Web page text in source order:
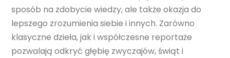
sposób na zdobycie wiedzy, ale także okazja do
lepszego zrozumienia siebie i innych. Zarówno
klasyczne dzieła, jak i współczesne reportaże
pozwalają odkryć głębię zwyczajów, świąt i